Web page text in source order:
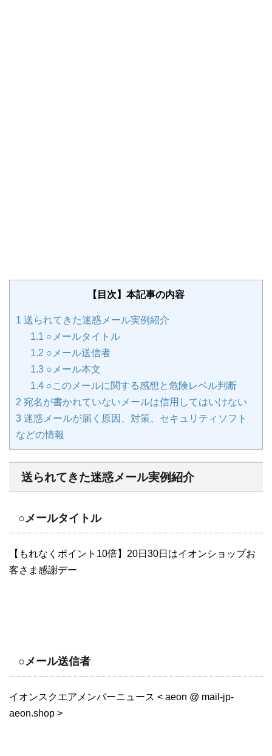
【目次】本記事の内容
1 送られてきた迷惑メール実例紹介
1.1 ○メールタイトル
1.2 ○メール送信者
1.3 ○メール本文
1.4 ○このメールに関する感想と危険レベル判断
2 宛名が書かれていないメールは信用してはいけない
3 迷惑メールが届く原因、対策、セキュリティソフト
などの情報
送られてきた迷惑メール実例紹介
○メールタイトル
【もれなくポイント10倍】20日30日はイオンショップお
客さま感謝デー
○メール送信者
イオンスクエアメンバーニュース < aeon @ mail-jp-
aeon.shop >